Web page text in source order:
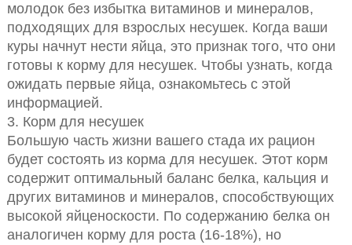
молодок без избытка витаминов и минералов,
подходящих для взрослых несушек. Когда ваши
куры начнут нести яйца, это признак того, что они
готовы к корму для несушек. Чтобы узнать, когда
ожидать первые яйца, ознакомьтесь с этой
информацией.
3. Корм для несушек
Большую часть жизни вашего стада их рацион
будет состоять из корма для несушек. Этот корм
содержит оптимальный баланс белка, кальция и
других витаминов и минералов, способствующих
высокой яйценоскости. По содержанию белка он
аналогичен корму для роста (16-18%), но